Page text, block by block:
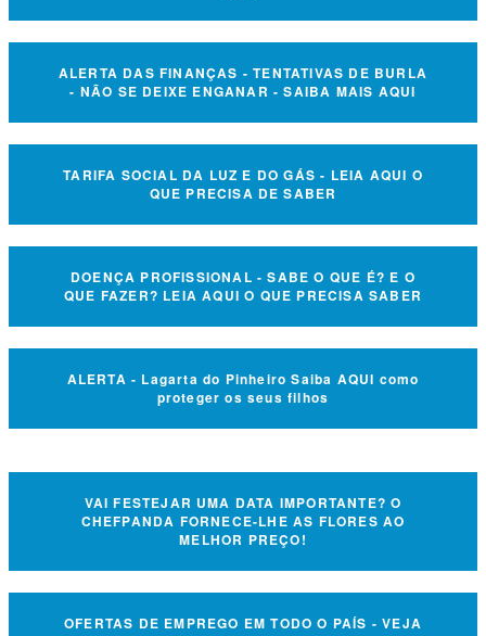
ALERTA DAS FINANÇAS - TENTATIVAS DE BURLA
- NÃO SE DEIXE ENGANAR - SAIBA MAIS AQUI
TARIFA SOCIAL DA LUZ E DO GÁS - LEIA AQUI O
QUE PRECISA DE SABER
DOENÇA PROFISSIONAL - SABE O QUE É? E O
QUE FAZER? LEIA AQUI O QUE PRECISA SABER
ALERTA - Lagarta do Pinheiro Saiba AQUI como
proteger os seus filhos
VAI FESTEJAR UMA DATA IMPORTANTE? O
CHEFPANDA FORNECE-LHE AS FLORES AO
MELHOR PREÇO!
OFERTAS DE EMPREGO EM TODO O PAÍS - VEJA